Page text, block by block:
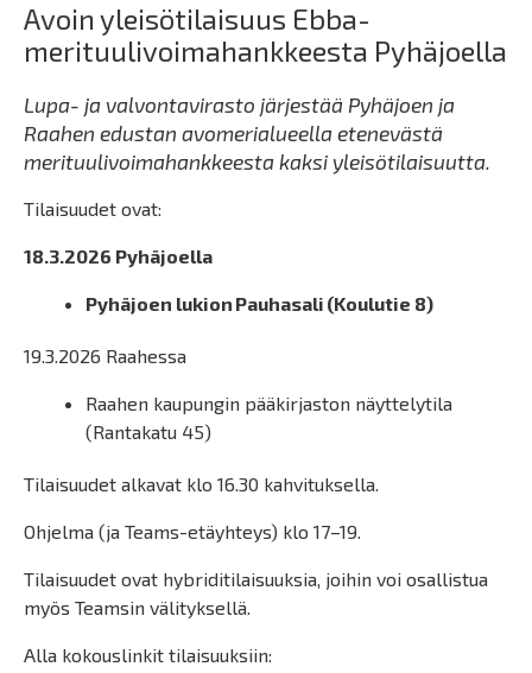
Avoin yleisötilaisuus Ebba-
merituulivoimahankkeesta Pyhäjoella
Lupa- ja valvontavirasto järjestää Pyhäjoen ja
Raahen edustan avomerialueella etenevästä
merituulivoimahankkeesta kaksi yleisötilaisuutta.
Tilaisuudet ovat:
18.3.2026 Pyhäjoella
Pyhäjoen lukion Pauhasali (Koulutie 8)
19.3.2026 Raahessa
Raahen kaupungin pääkirjaston näyttelytila
(Rantakatu 45)
Tilaisuudet alkavat klo 16.30 kahvituksella.
Ohjelma (ja Teams-etäyhteys) klo 17–19.
Tilaisuudet ovat hybriditilaisuuksia, joihin voi osallistua
myös Teamsin välityksellä.
Alla kokouslinkit tilaisuuksiin: